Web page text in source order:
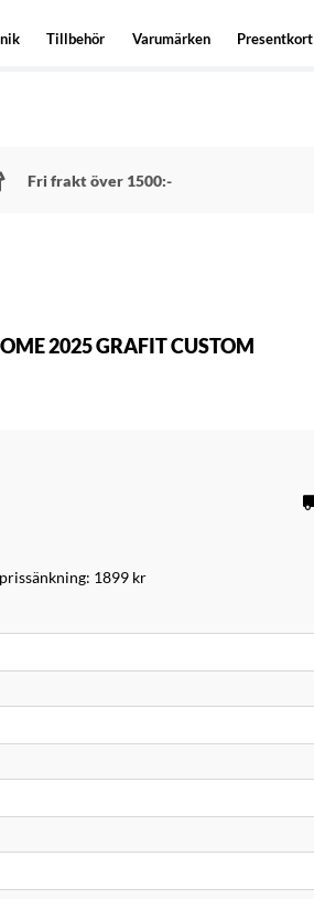
Tillbehör Varumärken Presentkort
Fri frakt över 1500:-
2025 GRAFIT CUSTOM
1899 kr